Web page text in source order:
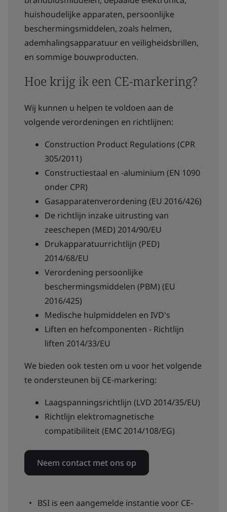
huishoudelijke apparaten, persoonlijke
beschermingsmiddelen, zoals helmen,
ademhalingsapparatuur en veiligheidsbrillen,
en sommige bouwproducten.
Hoe krijg ik een CE-markering?
Wij kunnen u helpen te voldoen aan de
volgende verordeningen en richtlijnen:
Construction Product Regulations (CPR
305/2011)
Constructiestaal en -aluminium (EN 1090
onder CPR)
Gasapparatenverordening (EU 2016/426)
De richtlijn inzake uitrusting van
zeeschepen (MED) 2014/90/EU
Drukapparatuurrichtlijn (PED)
2014/68/EU
Verordening persoonlijke
beschermingsmiddelen (PBM) (EU
2016/425)
Medische hulpmiddelen en IVD's
Liften en hefcomponenten - Richtlijn
liften 2014/33/EU
We bieden ook testen om u voor het volgende
te ondersteunen bij CE-markering:
Laagspanningsrichtlijn (LVD 2014/35/EU)
Richtlijn elektromagnetische
compatibiliteit (EMC 2014/108/EG)
Neem contact met ons op
BSI is een aangemelde instantie voor CE-